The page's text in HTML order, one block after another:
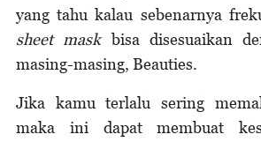
yang tahu kalau sebenarnya
sheet maskbisa disesuaikan
masing-masing, Beauties.
Jika kamu terlalu sering
maka ini dapat membuat